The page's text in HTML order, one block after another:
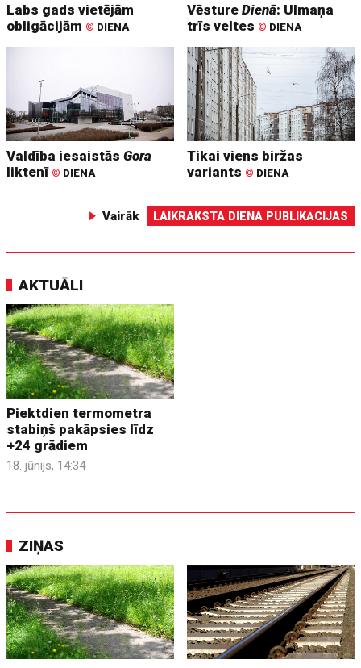
Labs gads vietējām
obligācijām © DIENA
VēstureDienā: Ulmaņa
trīs veltes © DIENA
Valdība iesaistāsGora
liktenī © DIENA
Tikai viens biržas
variants © DIENA
Vairāk LAIKRAKSTA DIENA PUBLIKĀCIJAS
AKTUĀLI
Piektdien termometra
stabiņš pakāpsies līdz
+24 grādiem
18. jūnijs, 14:34
ZIŅAS